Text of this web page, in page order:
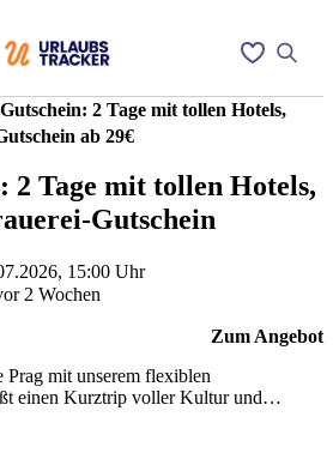
2 Tage mit tollen Hotels,
ab 29€
2 Tage mit tollen Hotels,
Gutschein
Prag mit unserem flexiblen
einen Kurztrip voller Kultur und
Ihr zahlt, erhaltet Ihr die Möglichkeit,
von * bis * zu wählen. Zudem startet
15:00 Uhr
2 Wochen
Zum Angebot